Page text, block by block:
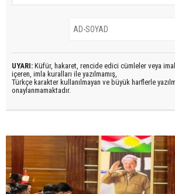
UYARI: Küfür, hakaret, rencide edici cümleler veya
içeren, imla kuralları ile yazılmamış,
Türkçe karakter kullanılmayan ve büyük harflerle
onaylanmamaktadır.